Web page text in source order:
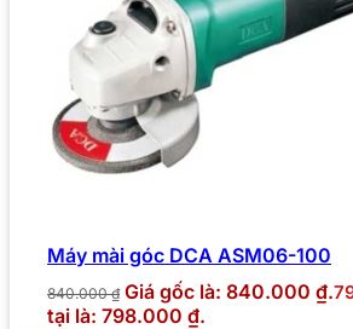
Máy mài góc DCA ASM06-100
840.000₫ Giá gốc là: 840.000 ₫.
tại là: 798.000 ₫.